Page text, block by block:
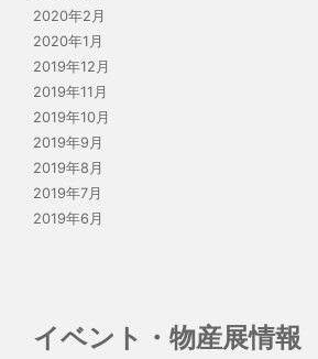
2020年2月
2020年1月
2019年12月
2019年11月
2019年10月
2019年9月
2019年8月
2019年7月
2019年6月
イベント・物産展情報